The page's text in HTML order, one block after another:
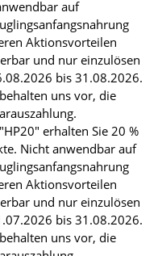
auf
Aktionsvorteilen
und nur einzulösen
bis 31.08.2026.
uns vor, die
erhalten Sie 20 %
Nicht anwendbar auf
Aktionsvorteilen
und nur einzulösen
bis 31.08.2026.
uns vor, die